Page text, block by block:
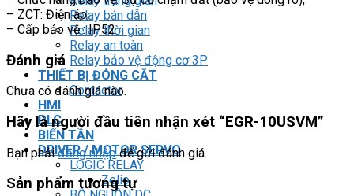
Relay bán dẫn
Relay thời gian
Relay an toàn
Relay bảo vệ động cơ 3P
THIẾT BỊ ĐÓNG CẮT
Contactor
HMI
PLC
BIẾN TẦN
DRIVER / MOTOR SERVO
LOGIC RELAY
Zelio
– ZCT: Điện áp,
– Cấp bảo vệ : IP52
Đánh giá
Chưa có đánh giá nào.
Hãy là người đầu tiên nhận xét “EGR-10USVM”
Bạn phảiđăng nhậpđể gửi đánh giá.
Sản phẩm tương tự